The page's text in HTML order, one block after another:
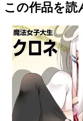
この作品を読